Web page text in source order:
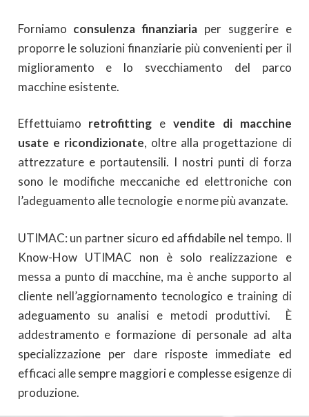
Forniamo consulenza finanziaria per suggerire e
proporre le soluzioni finanziarie più convenienti per il
miglioramento e lo svecchiamento del parco
macchine esistente.
Effettuiamo retrofitting e vendite di macchine
usate e ricondizionate, oltre alla progettazione di
attrezzature e portautensili. I nostri punti di forza
sono le modifiche meccaniche ed elettroniche con
l’adeguamento alle tecnologie e norme più avanzate.
UTIMAC: un partner sicuro ed affidabile nel tempo. Il
Know-How UTIMAC non è solo realizzazione e
messa a punto di macchine, ma è anche supporto al
cliente nell’aggiornamento tecnologico e training di
adeguamento su analisi e metodi produttivi. È
addestramento e formazione di personale ad alta
specializzazione per dare risposte immediate ed
efficaci alle sempre maggiori e complesse esigenze di
produzione.